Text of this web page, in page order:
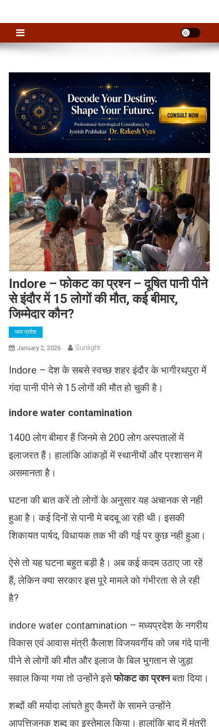
Indore – फोकट का प्रश्न – दूषित पानी पीने
से इंदौर में 15 लोगों की मौत, कई बीमार,
जिम्मेदार कौन?
मध्य प्रदेश
January 2, 2026 Sunlight
Indore – देश के सबसे स्वच्छ शहर इंदौर के भागीरथपुरा में
गंदा पानी पीने से 15 लोगों की मौत हो चुकी है।
indore water contamination
1400 लोग बीमार हैं जिनमे से 200 लोग अस्पतालों में
इलाजरत हैं। हालांकि आंकड़ों में स्थानीयों और प्रशासन में
असमानता है।
घटना की बात करें तो लोगों के अनुसार यह अचानक से नही
हुआ है। कई दिनों से पानी मे बदबू आ रही थी। इसकी
शिकायत पार्षद, विधायक तक भी की गई पर कुछ नही हुआ।
ऐसे तो यह घटना बहुत बड़ी है। अब कई कदम उठाए जा रहें
हैं, लेकिन क्या सरकार इस पूरे मामले को गंभीरता से ले रही
है?
indore water contamination – मध्यप्रदेश के नगरीय
विकास एवं आवास मंत्री कैलाश विजयवर्गीय को जब गंदे पानी
पीने से लोगों की मौत और इलाज के बिल भुगतान से जुड़ा
सवाल किया गया तो उन्होंने इसेफोकट का प्रश्नबता दिया।
शब्दों की मर्यादा लांघते हुए कैमरों के सामने उन्होंने
आपत्तिजनक शब्द का इस्तेमाल किया। हालांकि बाद में मंत्री